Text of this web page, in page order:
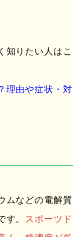
知りたい人はこ
理由や症状・対
ムなどの電解質
す。
スポーツド